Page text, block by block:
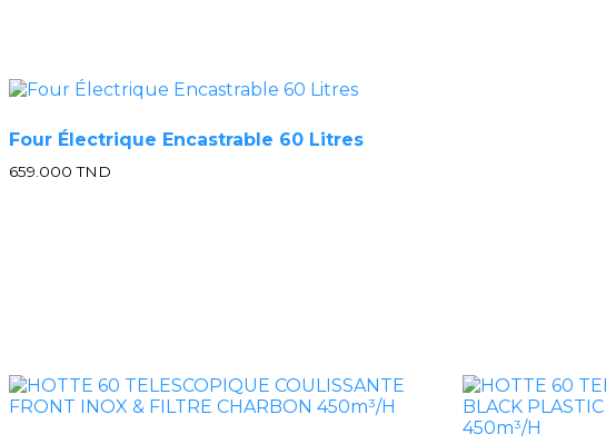
Four Électrique Encastrable 60 Litres
659.000TND